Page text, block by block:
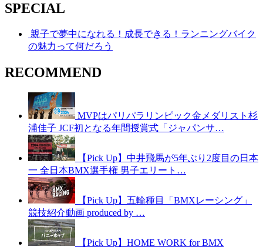
SPECIAL
親子で夢中になれる！成長できる！ランニングバイク
の魅力って何だろう
RECOMMEND
MVPはパリパラリンピック金メダリスト杉
浦佳子 JCF初となる年間授賞式「ジャパンサ…
【Pick Up】中井飛馬が5年ぶり2度目の日本
一 全日本BMX選手権 男子エリート…
【Pick Up】五輪種目「BMXレーシング」
競技紹介動画 produced by …
【Pick Up】HOME WORK for BMX